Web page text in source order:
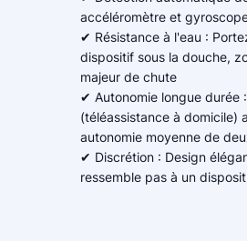
accéléromètre et
✔ Résistance à l'eau :
dispositif sous la douche,
majeur de chute
✔ Autonomie longue durée
(téléassistance à domicile)
autonomie moyenne de
✔ Discrétion : Design
ressemble pas à un